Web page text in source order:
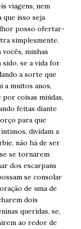
viagens, nem
que isso seja
posso ofertar-
simplesmente.
minhas
sido, se a vida for
a sorte que
a muitos anos,
coisas miúdas,
feitas diante
para que
dividam a
não há de ser
se tornarem
dos escarpans
se consolar
de uma de
dois
queridas, se,
ao redor de